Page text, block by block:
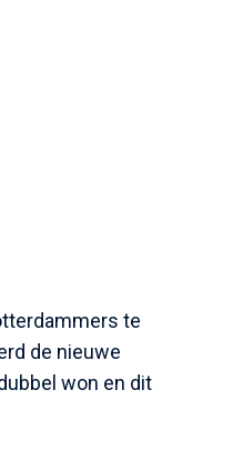
te
de nieuwe
won en dit